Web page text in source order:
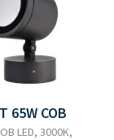
65W COB
LED, 3000K,